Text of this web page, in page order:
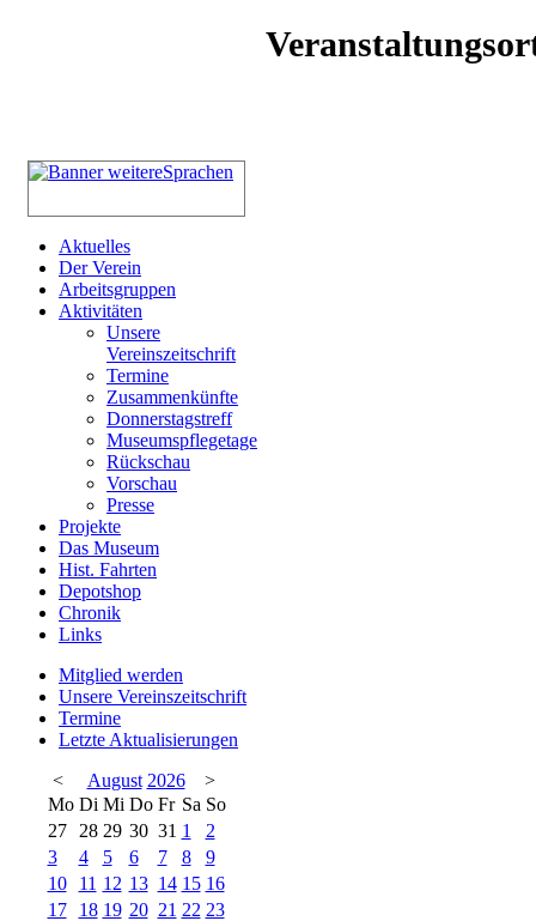
Aktuelles
Der Verein
Arbeitsgruppen
Aktivitäten
Unsere
Vereinszeitschrift
Termine
Zusammenkünfte
Donnerstagstreff
Museumspflegetage
Rückschau
Vorschau
Presse
Projekte
Das Museum
Hist. Fahrten
Depotshop
Chronik
Links
Mitglied werden
Unsere Vereinszeitschrift
Termine
Letzte Aktualisierungen
<
August 2026
>
Mo Di Mi Do Fr Sa So
27
28 29 30 31 1
2
3
4 5 6 7 8
9
10
11 12 13 14 15 16
17
18 19 20 21 22 23